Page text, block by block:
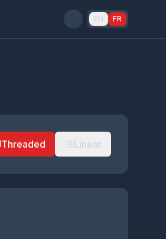
EN FR
Threaded Linear